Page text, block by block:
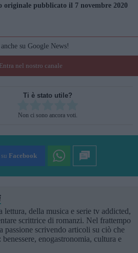
originale pubblicato il 7 novembre 2020
su Google News!
Entra nel nostro canale
Ti è stato utile?
Non ci sono ancora voti.
Facebook
lettura, della musica e serie tv addicted,
scrittrice di romanzi. Nel frattempo
passione scrivendo articoli su ciò che
enogastronomia, cultura e